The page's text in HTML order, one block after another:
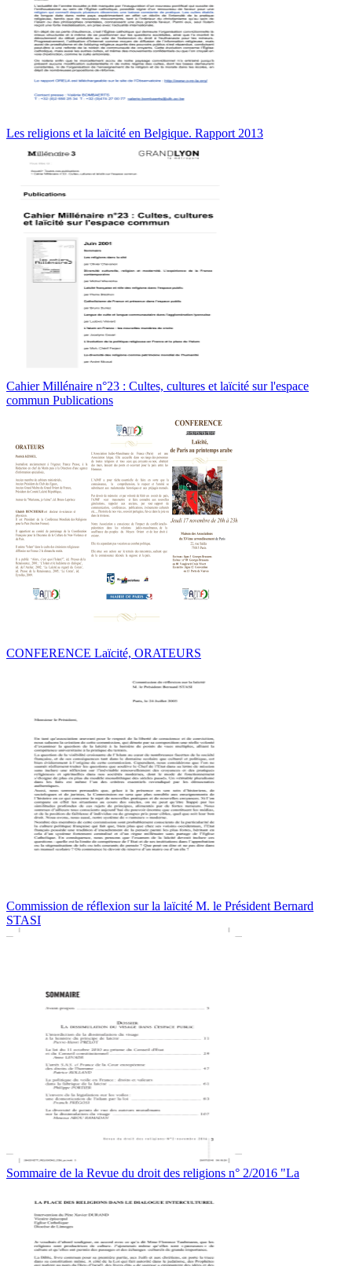
Les religions et la laïcité en Belgique. Rapport 2013
Cahier Millénaire n°23 : Cultes, cultures et laïcité sur l'espace
commun Publications
CONFERENCE Laïcité, ORATEURS
Commission de réflexion sur la laïcité M. le Président Bernard
STASI
Sommaire de la Revue du droit des religions n° 2/2016 "La